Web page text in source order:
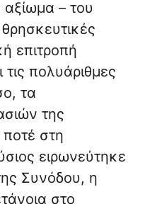
– του
επιτροπή
πολυάριθμες
τα
της
στη
ειρωνεύτηκε
Συνόδου, η
στο